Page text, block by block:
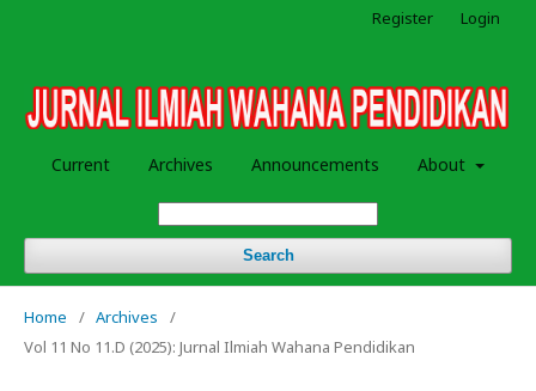
Current Archives Announcements About
Search
Register Login
Home / Archives
/
Vol 11 No 11.D (2025): Jurnal Ilmiah Wahana Pendidikan